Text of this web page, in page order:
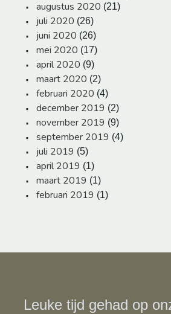
augustus 2020 (21)
juli 2020 (26)
juni 2020 (26)
mei 2020 (17)
april 2020 (9)
maart 2020 (2)
februari 2020 (4)
december 2019 (2)
november 2019 (9)
september 2019 (4)
juli 2019 (5)
april 2019 (1)
maart 2019 (1)
februari 2019 (1)
Leuke tijd gehad op